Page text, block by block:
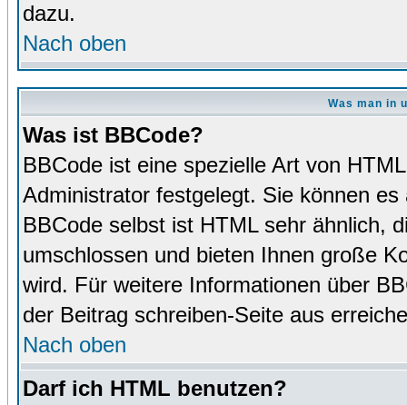
dazu.
Nach oben
Was man in
Was ist BBCode?
BBCode ist eine spezielle Art von
Administrator festgelegt. Sie können
BBCode selbst ist HTML sehr ähnlich,
umschlossen und bieten Ihnen große
wird. Für weitere Informationen über
der Beitrag schreiben-Seite aus
Nach oben
Darf ich HTML benutzen?